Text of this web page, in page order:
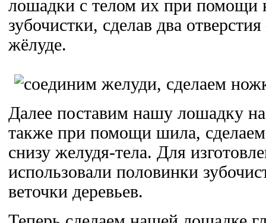
лошадки с телом их при помощи
зубочистки, сделав два
жёлуде.
Далее поставим нашу лошадку
также при помощи шила, сделаем
снизу желудя-тела. Для
использовали половинки
веточки деревьев.